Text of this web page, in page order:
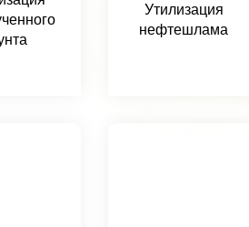
Утилизация
нефтешлама